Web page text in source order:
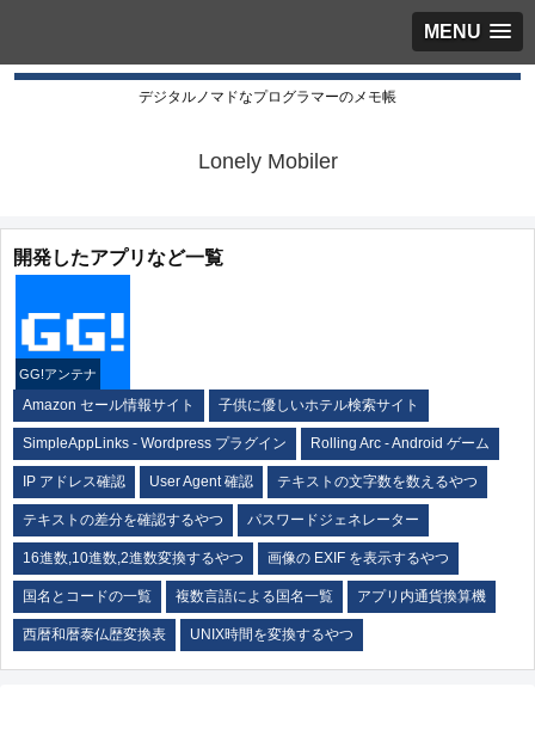
MENU
デジタルノマドなプログラマーのメモ帳
Lonely Mobiler
開発したアプリなど一覧
GG!アンテナ
Amazon セール情報サイト 子供に優しいホテル検索サイト
SimpleAppLinks - Wordpress プラグイン Rolling Arc - Android ゲーム
IP アドレス確認 User Agent 確認 テキストの文字数を数えるやつ
テキストの差分を確認するやつ パスワードジェネレーター
16進数,10進数,2進数変換するやつ 画像の EXIF を表示するやつ
国名とコードの一覧 複数言語による国名一覧 アプリ内通貨換算機
西暦和暦泰仏歴変換表 UNIX時間を変換するやつ